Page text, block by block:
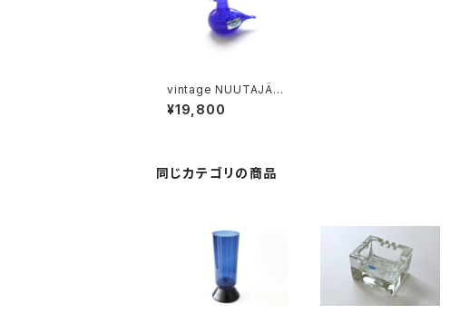
vintage NUUTAJÄR
VI Hippiäinen (Gold
en-Crested Kinglet)
¥19,800
同じカテゴリの商品